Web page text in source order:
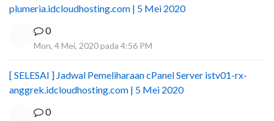
plumeria.idcloudhosting.com | 5 Mei 2020
0
Mon, 4 Mei, 2020 pada 4:56 PM
[ SELESAI ] Jadwal Pemeliharaan cPanel Server istv01-rx-
anggrek.idcloudhosting.com | 5 Mei 2020
0